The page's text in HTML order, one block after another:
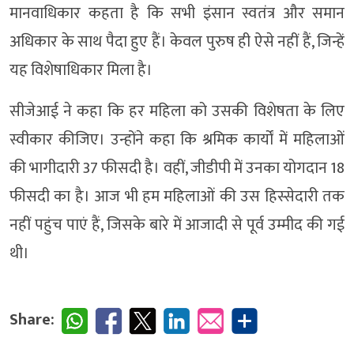
मानवाधिकार कहता है कि सभी इंसान स्वतंत्र और समान
अधिकार के साथ पैदा हुए हैं। केवल पुरुष ही ऐसे नहीं हैं, जिन्हें
यह विशेषाधिकार मिला है।
सीजेआई ने कहा कि हर महिला को उसकी विशेषता के लिए
स्वीकार कीजिए। उन्होंने कहा कि श्रमिक कार्यों में महिलाओं
की भागीदारी 37 फीसदी है। वहीं, जीडीपी में उनका योगदान 18
फीसदी का है। आज भी हम महिलाओं की उस हिस्सेदारी तक
नहीं पहुंच पाएं हैं, जिसके बारे में आजादी से पूर्व उम्मीद की गई
थी।
Share: